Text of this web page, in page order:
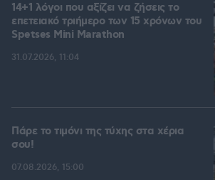
14+1 λόγοι που αξίζει να ζήσεις το
επετειακό τριήμερο των 15 χρόνων του
Spetses Mini Marathon
31.07.2026, 11:04
Πάρε το τιμόνι της τύχης στα χέρια
σου!
07.08.2026, 15:00